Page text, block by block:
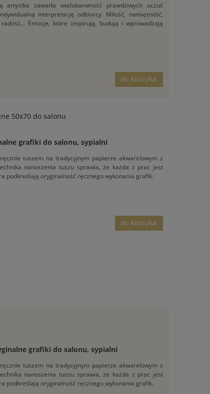
zawarła wielobarwność prawdziwych uczuć
interpretację odbiorcy. Miłość, namiętność,
Emocje, które inspirują, budują i wprowadzają
do koszyka
50x70 do salonu
grafiki do salonu, sypialni
tuszem na tradycyjnym papierze akwarelowym z
nanoszenia tuszu sprawia, że każda z prac jest
podkreślają oryginalność ręcznego wykonania grafik.
do koszyka
grafiki do salonu, sypialni
tuszem na tradycyjnym papierze akwarelowym z
nanoszenia tuszu sprawia, że każda z prac jest
podkreślają oryginalność ręcznego wykonania grafik.